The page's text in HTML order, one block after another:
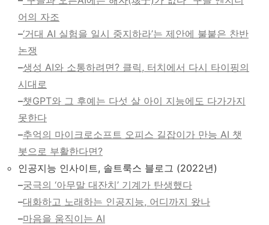
어의 자조
–‘거대 AI 실험을 일시 중지하라’는 제안에 불붙은 찬반
논쟁
–생성 AI와 소통하려면? 클릭, 터치에서 다시 타이핑의
시대로
–챗GPT와 그 후예는 다섯 살 아이 지능에도 다가가지
못한다
–추억의 마이크로소프트 오피스 길잡이가 만능 AI 챗
봇으로 부활한다면?
인공지능 인사이트, 솔트룩스 블로그 (2022년)
–궁극의 ‘아무말 대잔치’ 기계가 탄생했다
–대화하고 노래하는 인공지능, 어디까지 왔나
–마음을 움직이는 AI